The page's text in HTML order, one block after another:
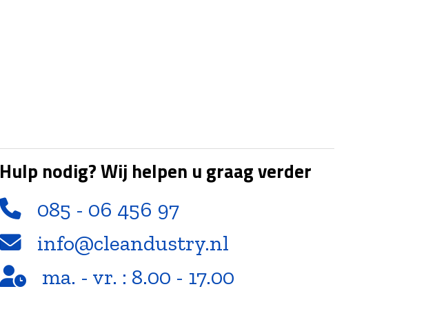
Hulp nodig? Wij helpen u graag verder
085 - 06 456 97
info@cleandustry.nl
ma. - vr. : 8.00 - 17.00